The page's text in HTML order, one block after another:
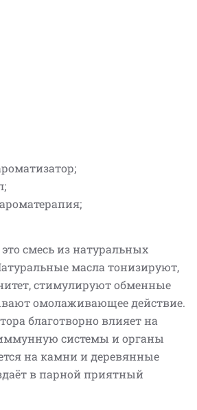
смесь из натуральных
масла тонизируют,
стимулируют обменные
омолаживающее действие.
благотворно влияет на
системы и органы
на камни и деревянные
в парной приятный